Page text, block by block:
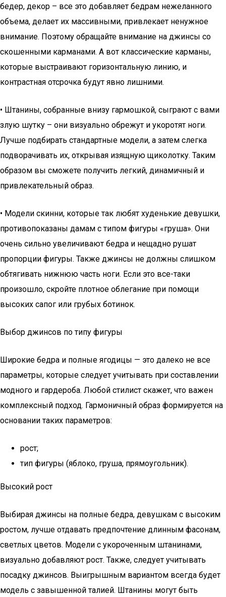
бедер, декор – все это добавляет бедрам нежеланного
объема, делает их массивными, привлекает ненужное
внимание. Поэтому обращайте внимание на джинсы со
скошенными карманами. А вот классические карманы,
которые выстраивают горизонтальную линию, и
контрастная отсрочка будут явно лишними.
• Штанины, собранные внизу гармошкой, сыграют с вами
злую шутку – они визуально обрежут и укоротят ноги.
Лучше подбирать стандартные модели, а затем слегка
подворачивать их, открывая изящную щиколотку. Таким
образом вы сможете получить легкий, динамичный и
привлекательный образ.
• Модели скинни, которые так любят худенькие девушки,
противопоказаны дамам с типом фигуры «груша». Они
очень сильно увеличивают бедра и нещадно рушат
пропорции фигуры. Также джинсы не должны слишком
обтягивать нижнюю часть ноги. Если это все-таки
произошло, скройте плотное облегание при помощи
высоких сапог или грубых ботинок.
Выбор джинсов по типу фигуры
Широкие бедра и полные ягодицы — это далеко не все
параметры, которые следует учитывать при составлении
модного и гардероба. Любой стилист скажет, что важен
комплексный подход. Гармоничный образ формируется на
основании таких параметров:
рост;
тип фигуры (яблоко, груша, прямоугольник).
Высокий рост
Выбирая джинсы на полные бедра, девушкам с высоким
ростом, лучше отдавать предпочтение длинным фасонам,
светлых цветов. Модели с укороченным штанинами,
визуально добавляют рост. Также, следует учитывать
посадку джинсов. Выигрышным вариантом всегда будет
модель с завышенной талией. Штанины могут быть